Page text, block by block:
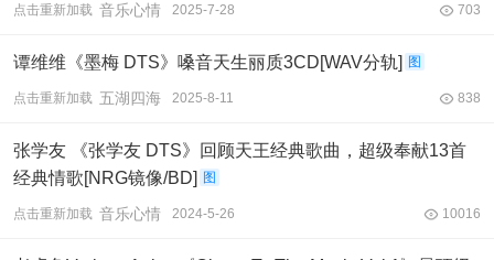
点击重新加载 音乐心情 2025-7-28 703
谭维维《墨梅 DTS》嗓音天生丽质3CD[WAV分轨] 图
点击重新加载 五湖四海 2025-8-11 838
张学友 《张学友 DTS》回顾天王经典歌曲，超级奉献13首
经典情歌[NRG镜像/BD]
图
点击重新加载 音乐心情 2024-5-26 10016